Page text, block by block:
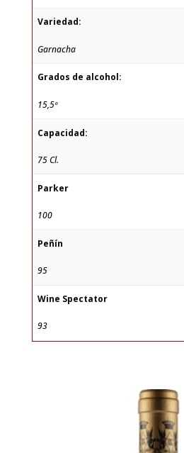
Variedad:
Garnacha
Grados de alcohol:
15,5º
Capacidad:
75 Cl.
Parker
100
Peñín
95
Wine Spectator
93